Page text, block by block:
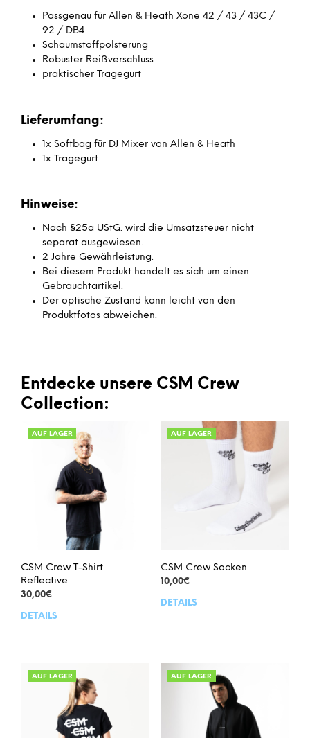
Passgenau für Allen & Heath Xone 42 / 43 / 43C /
92 / DB4
Schaumstoffpolsterung
Robuster Reißverschluss
praktischer Tragegurt
Lieferumfang:
1x Softbag für DJ Mixer von Allen & Heath
1x Tragegurt
Hinweise:
Nach §25a UStG. wird die Umsatzsteuer nicht
separat ausgewiesen.
2 Jahre Gewährleistung.
Bei diesem Produkt handelt es sich um einen
Gebrauchtartikel.
Der optische Zustand kann leicht von den
Produktfotos abweichen.
Entdecke unsere CSM Crew
Collection:
AUF LAGER
CSM Crew T-Shirt
Reflective
30,00€
DETAILS
mehrere
Varianten
AUF LAGER
CSM Crew Socken
10,00€
DETAILS
AUF LAGER AUF LAGER